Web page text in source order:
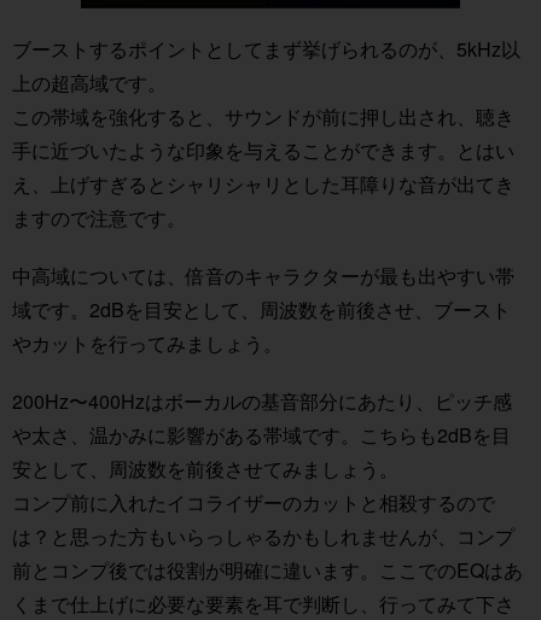
ブーストするポイントとしてまず挙げられるのが、5kHz以
上の超高域です。
この帯域を強化すると、サウンドが前に押し出され、聴き
手に近づいたような印象を与えることができます。とはい
え、上げすぎるとシャリシャリとした耳障りな音が出てき
ますので注意です。
中高域については、倍音のキャラクターが最も出やすい帯
域です。2dBを目安として、周波数を前後させ、ブースト
やカットを行ってみましょう。
200Hz〜400Hzはボーカルの基音部分にあたり、ピッチ感
や太さ、温かみに影響がある帯域です。こちらも2dBを目
安として、周波数を前後させてみましょう。
コンプ前に入れたイコライザーのカットと相殺するので
は？と思った方もいらっしゃるかもしれませんが、コンプ
前とコンプ後では役割が明確に違います。ここでのEQはあ
くまで仕上げに必要な要素を耳で判断し、行ってみて下さ